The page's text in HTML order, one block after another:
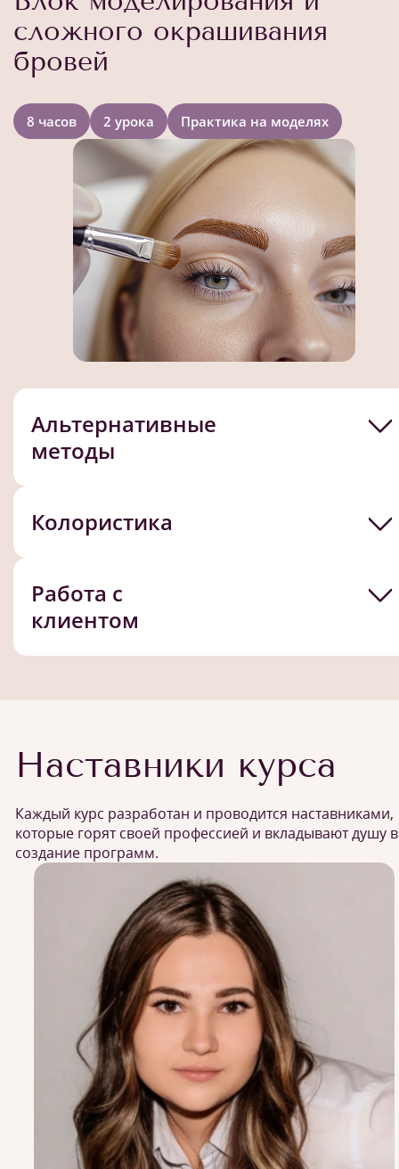
сложного окрашивания
бровей
8 часов 2 урока Практика на моделях
Альтернативные
методы
Колористика
Работа с
клиентом
Наставники курса
Каждый курс разработан и проводится наставниками,
которые горят своей профессией и вкладывают душу в
создание программ.